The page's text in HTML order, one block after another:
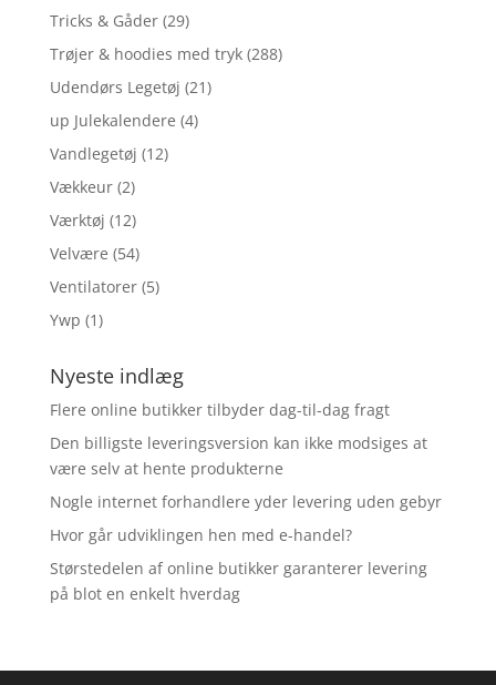
Tricks & Gåder (29)
Trøjer & hoodies med tryk (288)
Udendørs Legetøj (21)
up Julekalendere (4)
Vandlegetøj (12)
Vækkeur (2)
Værktøj (12)
Velvære (54)
Ventilatorer (5)
Ywp (1)
Nyeste indlæg
Flere online butikker tilbyder dag-til-dag fragt
Den billigste leveringsversion kan ikke modsiges at
være selv at hente produkterne
Nogle internet forhandlere yder levering uden gebyr
Hvor går udviklingen hen med e-handel?
Størstedelen af online butikker garanterer levering
på blot en enkelt hverdag